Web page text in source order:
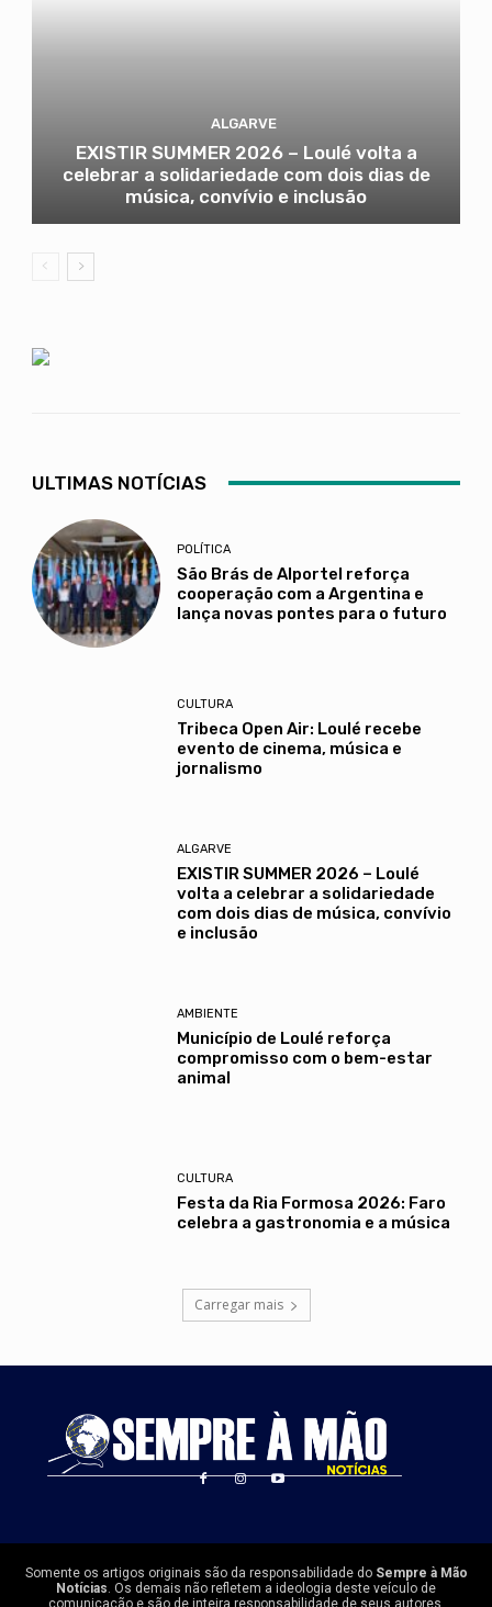
ALGARVE
EXISTIR SUMMER 2026 – Loulé volta a
celebrar a solidariedade com dois dias de
música, convívio e inclusão
ULTIMAS NOTÍCIAS
POLÍTICA
São Brás de Alportel reforça
cooperação com a Argentina e
lança novas pontes para o futuro
CULTURA
Tribeca Open Air: Loulé recebe
evento de cinema, música e
jornalismo
ALGARVE
EXISTIR SUMMER 2026 – Loulé
volta a celebrar a solidariedade
com dois dias de música, convívio
e inclusão
AMBIENTE
Município de Loulé reforça
compromisso com o bem-estar
animal
CULTURA
Festa da Ria Formosa 2026: Faro
celebra a gastronomia e a música
Carregar mais
Somente os artigos originais são da responsabilidade do Sempre à Mão
Notícias. Os demais não refletem a ideologia deste veículo de
comunicação e são de inteira responsabilidade de seus autores.